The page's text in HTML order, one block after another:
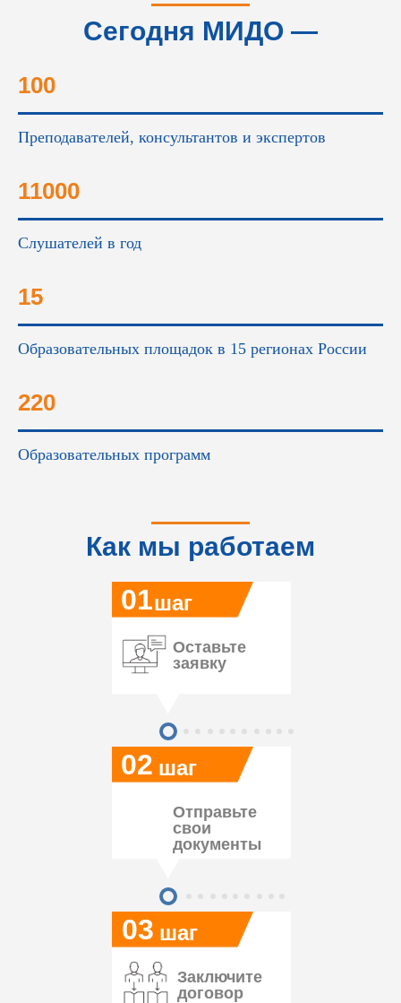
Сегодня МИДО —
100
Преподавателей, консультантов и экспертов
11000
Слушателей в год
15
Образовательных площадок в 15 регионах России
220
Образовательных программ
Как мы работаем
03
02
01
Оставьте
заявку
шаг
шаг
шаг
Отправьте
свои
документы
Заключите
договор